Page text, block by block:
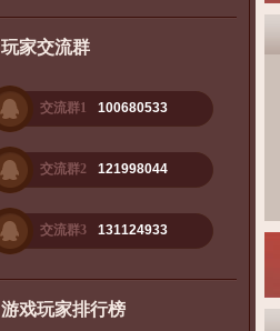
玩家交流群
交流群1 100680533
交流群2 121998044
交流群3 131124933
游戏玩家排行榜